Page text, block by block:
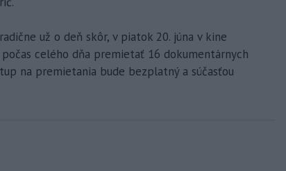
už o deň skôr, v piatok 20. júna v kine
celého dňa premietať 16 dokumentárnych
na premietania bude bezplatný a súčasťou